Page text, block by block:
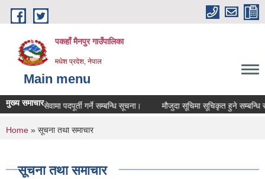
Skip to main content
पकहाँ मैनपुर गाउँपालिका
मधेश प्रदेश, नेपाल
Main menu
मुख्य समाचार
करार सेवामा पदपूर्ती गर्ने सम्बन्धि सूचना। मौजुदा सूचिमा सूचिकृत हुने सम्बन्धि
You are here
Home » सूचना तथा समाचार
सूचना तथा समाचार